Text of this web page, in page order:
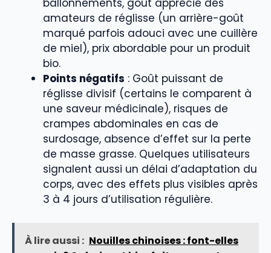
ballonnements, goût apprécié des
amateurs de réglisse (un arrière-goût
marqué parfois adouci avec une cuillère
de miel), prix abordable pour un produit
bio.
Points négatifs : Goût puissant de
réglisse divisif (certains le comparent à
une saveur médicinale), risques de
crampes abdominales en cas de
surdosage, absence d’effet sur la perte
de masse grasse. Quelques utilisateurs
signalent aussi un délai d’adaptation du
corps, avec des effets plus visibles après
3 à 4 jours d’utilisation régulière.
À lire aussi : Nouilles chinoises : font-elles